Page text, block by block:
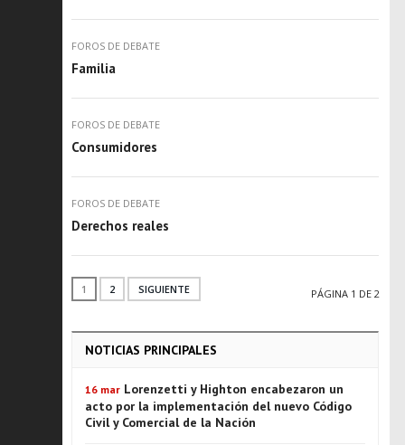
FOROS DE DEBATE
Familia
FOROS DE DEBATE
Consumidores
FOROS DE DEBATE
Derechos reales
1 2 SIGUIENTE PÁGINA 1 DE 2
NOTICIAS PRINCIPALES
16 mar Lorenzetti y Highton encabezaron un
acto por la implementación del nuevo Código
Civil y Comercial de la Nación